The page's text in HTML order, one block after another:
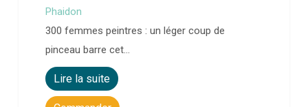
Phaidon
300 femmes peintres : un léger coup de
pinceau barre cet…
Lire la suite